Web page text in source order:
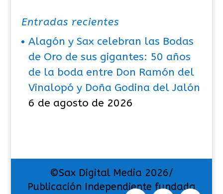
Entradas recientes
Alagón y Sax celebran las Bodas
de Oro de sus gigantes: 50 años
de la boda entre Don Ramón del
Vinalopó y Doña Godina del Jalón
6 de agosto de 2026
©Sax Digital Media 2026/
Publicación Independiente fundada